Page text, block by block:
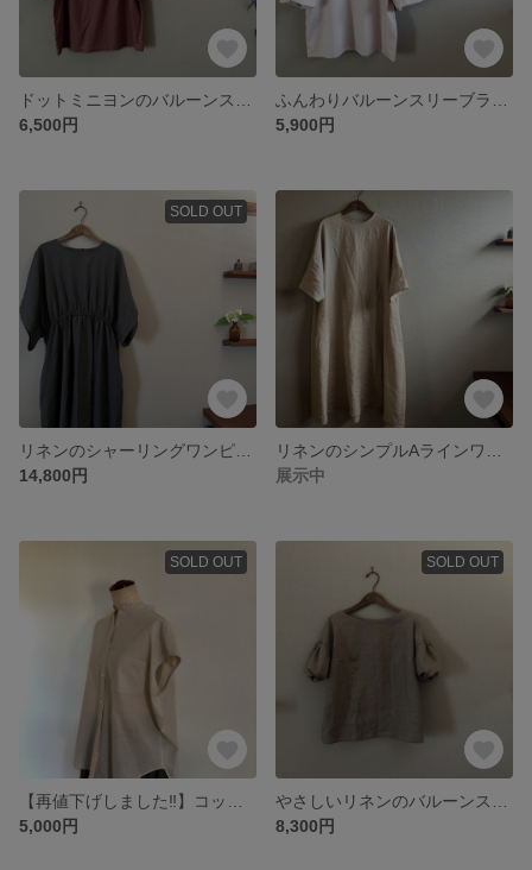
6,500円
5,900円
SOLD OUT
14,800円
展示中
SOLD OUT
5,000円
SOLD OUT
8,300円